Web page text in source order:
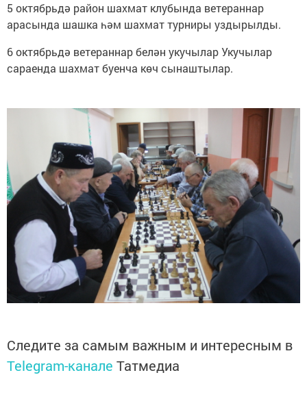
5 октябрьдә район шахмат клубында ветераннар
арасында шашка һәм шахмат турниры уздырылды.
6 октябрьдә ветераннар белән укучылар Укучылар
сараенда шахмат буенча көч сынаштылар.
Следите за самым важным и интересным в
Telegram-канале Татмедиа